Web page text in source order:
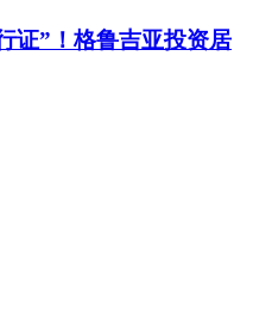
证”！格鲁吉亚投资居